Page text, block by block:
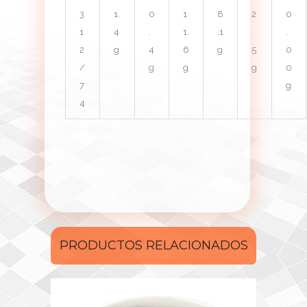
3
1
2
/
7
4
1.
4
g
0
4
g
1
1.
6
g
8
.1
g
2
5
g
0
0
0
g
PRODUCTOS RELACIONADOS